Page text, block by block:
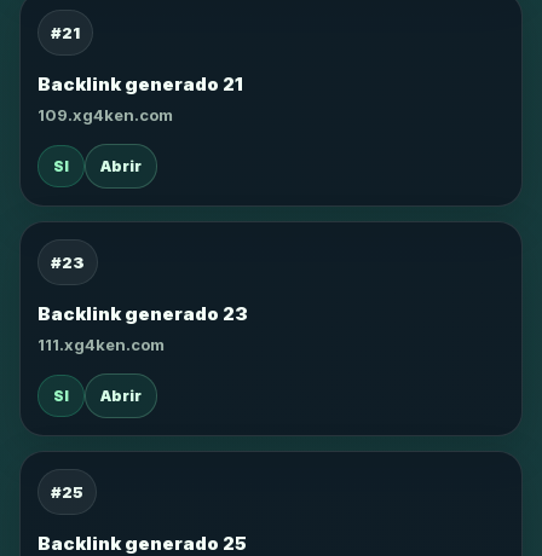
#21
Backlink generado 21
109.xg4ken.com
SI Abrir
#23
Backlink generado 23
111.xg4ken.com
SI Abrir
#25
Backlink generado 25